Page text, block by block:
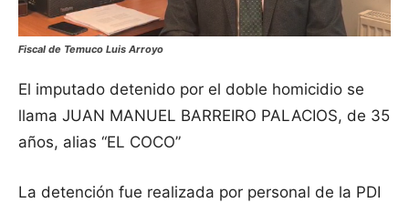
Fiscal de Temuco Luis Arroyo
El imputado detenido por el doble homicidio se
llama JUAN MANUEL BARREIRO PALACIOS, de 35
años, alias “EL COCO”
La detención fue realizada por personal de la PDI